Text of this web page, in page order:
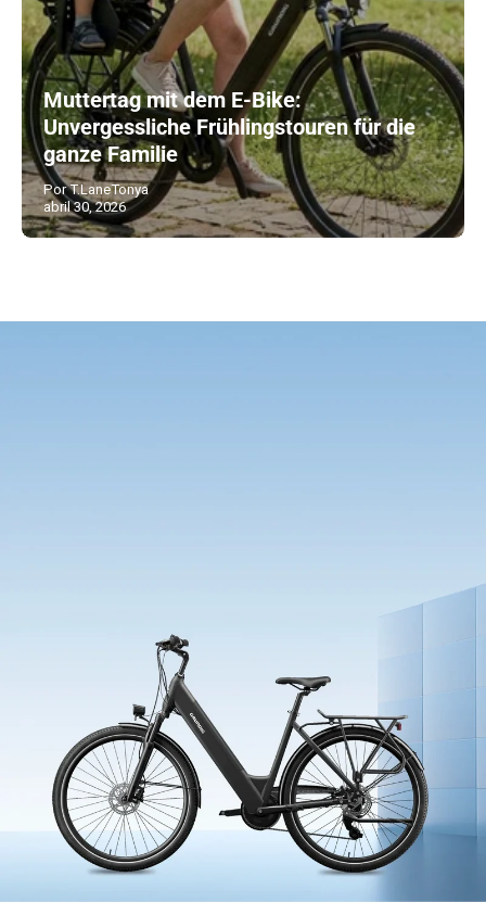
Muttertag mit dem E-Bike:
Unvergessliche Frühlingstouren für die
ganze Familie
Por T.LaneTonya
abril 30, 2026